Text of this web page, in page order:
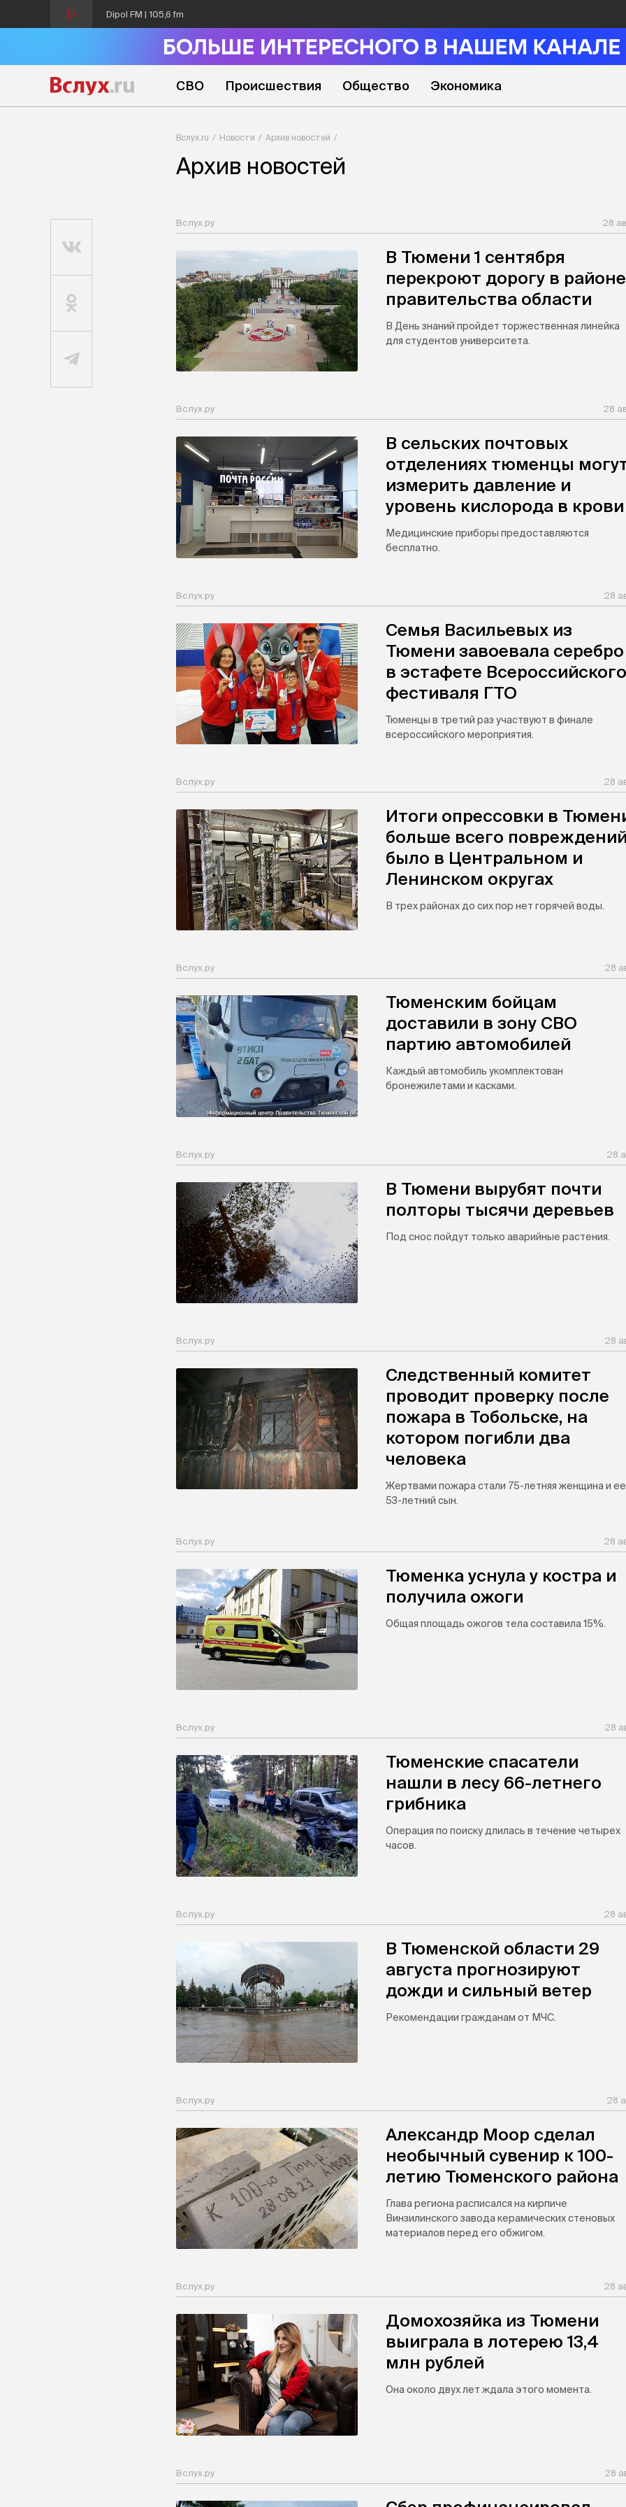
Dipol FM | 105,6 fm
СВО Происшествия Общество Экономика
Вслух.ru Новости Архив новостей
Архив новостей
Вслух.ру 28
В Тюмени 1 сентября
перекроют дорогу в районе
правительства области
В День знаний пройдет торжественная линейка
для студентов университета.
Вслух.ру 28
В сельских почтовых
отделениях тюменцы
измерить давление и
уровень кислорода в крови
Медицинские приборы предоставляются
бесплатно.
Вслух.ру 28
Семья Васильевых из
Тюмени завоевала серебро
в эстафете Всероссийского
фестиваля ГТО
Тюменцы в третий раз участвуют в финале
всероссийского мероприятия.
Вслух.ру 28
Итоги опрессовки в
больше всего повреждений
было в Центральном и
Ленинском округах
В трех районах до сих пор нет горячей воды.
Вслух.ру 28
Тюменским бойцам
доставили в зону СВО
партию автомобилей
Каждый автомобиль укомплектован
бронежилетами и касками.
Вслух.ру 28
В Тюмени вырубят почти
полторы тысячи деревьев
Под снос пойдут только аварийные растения.
Вслух.ру 28
Следственный комитет
проводит проверку после
пожара в Тобольске, на
котором погибли два
человека
Жертвами пожара стали 75-летняя женщина и ее
53-летний сын.
Вслух.ру 28
Тюменка уснула у костра и
получила ожоги
Общая площадь ожогов тела составила 15%.
Вслух.ру 28
Тюменские спасатели
нашли в лесу 66-летнего
грибника
Операция по поиску длилась в течение четырех
часов.
Вслух.ру 28
В Тюменской области 29
августа прогнозируют
дожди и сильный ветер
Рекомендации гражданам от МЧС.
Вслух.ру 28
Александр Моор сделал
необычный сувенир к 100-
летию Тюменского района
Глава региона расписался на кирпиче
Винзилинского завода керамических стеновых
материалов перед его обжигом.
Вслух.ру 28
Домохозяйка из Тюмени
выиграла в лотерею 13,4
млн рублей
Она около двух лет ждала этого момента.
Вслух.ру 28